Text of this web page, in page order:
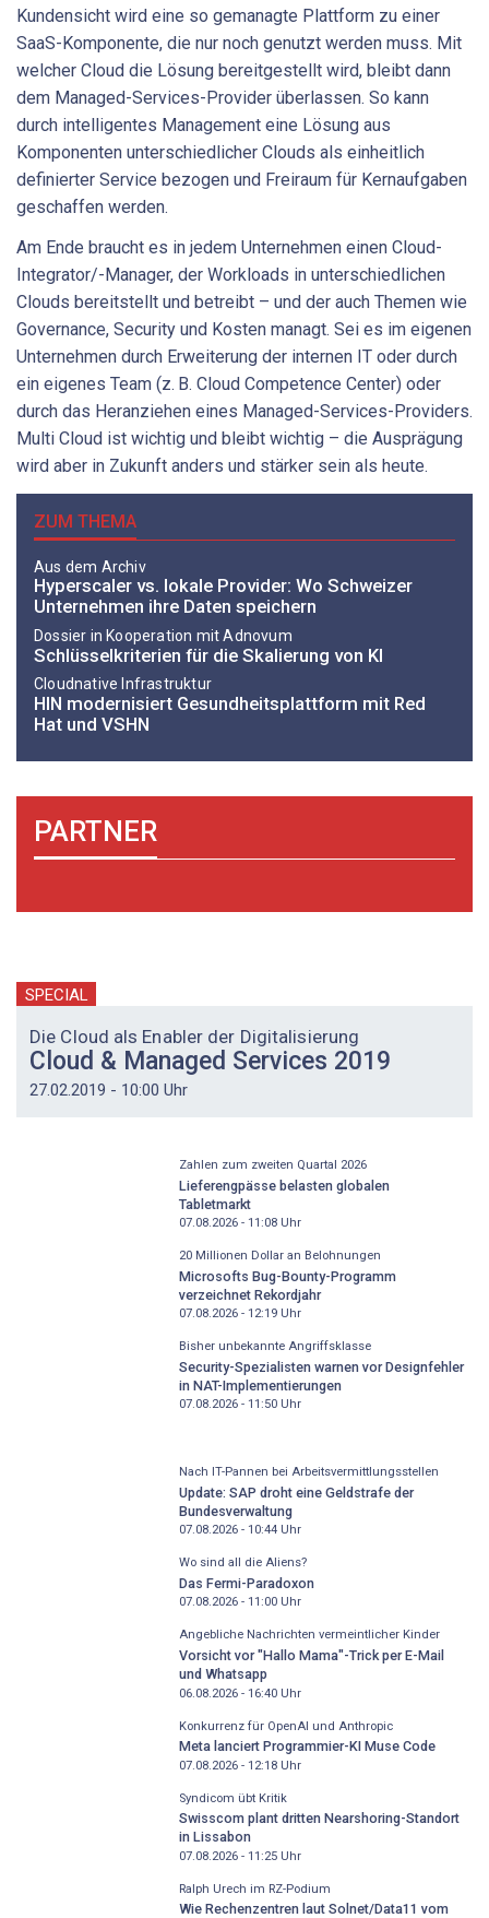
Kundensicht wird eine so gemanagte Plattform zu einer
SaaS-Komponente, die nur noch genutzt werden muss. Mit
welcher Cloud die Lösung bereitgestellt wird, bleibt dann
dem Managed-Services-Provider überlassen. So kann
durch intelligentes Management eine Lösung aus
Komponenten unterschiedlicher Clouds als einheitlich
definierter Service bezogen und Freiraum für Kernaufgaben
geschaffen werden.
Am Ende braucht es in jedem Unternehmen einen Cloud-
Integrator/-Manager, der Workloads in unterschiedlichen
Clouds bereitstellt und betreibt – und der auch Themen wie
Governance, Security und Kosten managt. Sei es im eigenen
Unternehmen durch Erweiterung der internen IT oder durch
ein eigenes Team (z. B. Cloud Competence Center) oder
durch das Heranziehen eines Managed-Services-Providers.
Multi Cloud ist wichtig und bleibt wichtig – die Ausprägung
wird aber in Zukunft anders und stärker sein als heute.
ZUM THEMA
Aus dem Archiv
Hyperscaler vs. lokale Provider: Wo Schweizer
Unternehmen ihre Daten speichern
Dossier in Kooperation mit Adnovum
Schlüssel­kriterien für die Skalierung von KI
Cloudnative Infrastruktur
HIN modernisiert Gesundheitsplattform mit Red
Hat und VSHN
PARTNER
SPECIAL
Die Cloud als Enabler der Digitalisierung
Cloud & Managed Services 2019
27.02.2019 - 10:00 Uhr
Zahlen zum zweiten Quartal 2026
Lieferengpässe belasten globalen
Tabletmarkt
07.08.2026 - 11:08Uhr
20 Millionen Dollar an Belohnungen
Microsofts Bug-Bounty-Programm
verzeichnet Rekordjahr
07.08.2026 - 12:19Uhr
Bisher unbekannte Angriffsklasse
Security-Spezialisten warnen vor Designfehler
in NAT-Implementierungen
07.08.2026 - 11:50Uhr
Nach IT-Pannen bei Arbeitsvermittlungsstellen
Update: SAP droht eine Geldstrafe der
Bundesverwaltung
07.08.2026 - 10:44Uhr
Wo sind all die Aliens?
Das Fermi-Paradoxon
07.08.2026 - 11:00Uhr
Angebliche Nachrichten vermeintlicher Kinder
Vorsicht vor "Hallo Mama"-Trick per E-Mail
und Whatsapp
06.08.2026 - 16:40Uhr
Konkurrenz für OpenAI und Anthropic
Meta lanciert Programmier-KI Muse Code
07.08.2026 - 12:18Uhr
Syndicom übt Kritik
Swisscom plant dritten Nearshoring-Standort
in Lissabon
07.08.2026 - 11:25Uhr
Ralph Urech im RZ-Podium
Wie Rechenzentren laut Solnet/Data11 vom